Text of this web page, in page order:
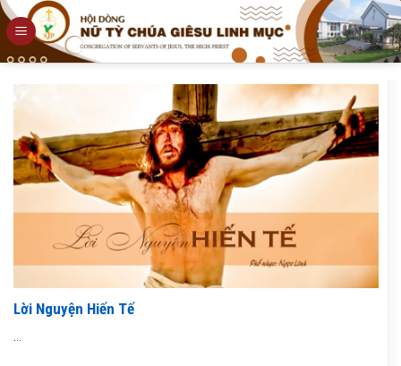
Skip
to
content
Lời Nguyện Hiến Tế